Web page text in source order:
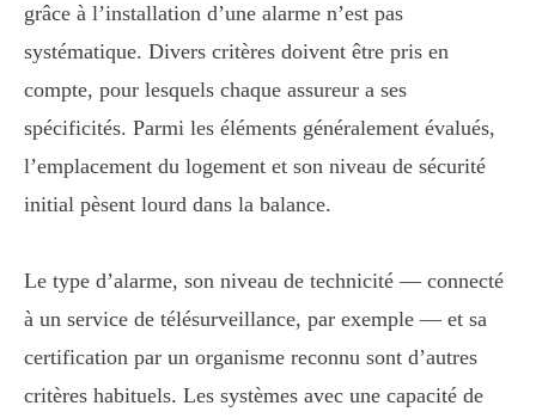
grâce à l’installation d’une alarme n’est pas
systématique. Divers critères doivent être pris en
compte, pour lesquels chaque assureur a ses
spécificités. Parmi les éléments généralement évalués,
l’emplacement du logement et son niveau de sécurité
initial pèsent lourd dans la balance.
Le type d’alarme, son niveau de technicité — connecté
à un service de télésurveillance, par exemple — et sa
certification par un organisme reconnu sont d’autres
critères habituels. Les systèmes avec une capacité de